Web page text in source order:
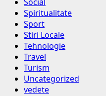
Spiritualitate
Sport
Stiri Locale
Tehnologie
Travel
Turism
Uncategorized
vedete